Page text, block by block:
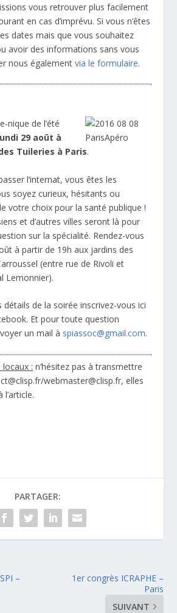
vous retrouver plus facilement
en cas d’imprévu. Si vous n’êtes
dates mais que vous souhaitez
avoir des informations sans vous
nous égalementvia le formulaire.
nique de l’été
29 août à
Tuileries à Paris.
l’internat, vous êtes les
soyez curieux, hésitants ou
votre choix pour la santé publique !
et d’autres villes seront là pour
sur la spécialité. Rendez-vous
à partir de 19h aux jardins des
(entre rue de Rivoli et
Lemonnier).
détails de la soirée inscrivez-vous ici
Et pour toute question
un mail à spiassoc@gmail.com.
: n’hésitez pas à transmettre
webmaster@clisp.fr, elles
PARTAGER:
–
1er congrès ICRAPHE –
Paris
SUIVANT